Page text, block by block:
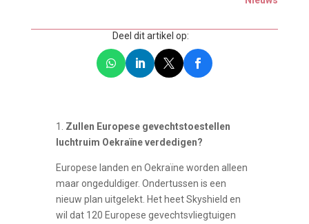
Deel dit artikel op:
1. Zullen Europese gevechtstoestellen
luchtruim Oekraïne verdedigen?
Europese landen en Oekraïne worden alleen
maar ongeduldiger. Ondertussen is een
nieuw plan uitgelekt. Het heet Skyshield en
wil dat 120 Europese gevechtsvliegtuigen